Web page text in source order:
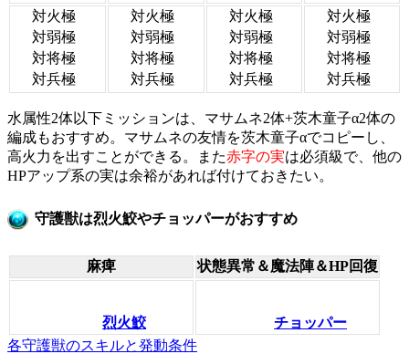
対火極
対弱極
対将極
対兵極
対火極
対弱極
対将極
対兵極
対火極
対弱極
対将極
対兵極
対火極
対弱極
対将極
対兵極
水属性2体以下ミッションは、マサムネ2体+茨木童子α2体の
編成もおすすめ。マサムネの友情を茨木童子αでコピーし、
高火力を出すことができる。また赤字の実は必須級で、他の
HPアップ系の実は余裕があれば付けておきたい。
守護獣は烈火鮫やチョッパーがおすすめ
麻痺 状態異常＆魔法陣＆HP回復
烈火鮫
チョッパー
各守護獣のスキルと発動条件